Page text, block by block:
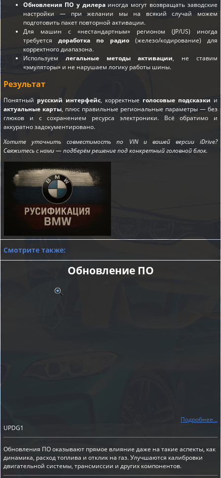
Обновления ПО у дилераиногда могут возвращать заводские
настройки — при желании мы на всякий случай можем
подготовить пакет повторной активации.
Для машин с «нестандартным» регионом (JP/US) иногда
требуетсядоработка по радио(железо/кодирование) для
корректного диапазона.
Используем легальные методы активации, не ставим
«эмуляторы» и не нарушаем логику работы шины.
Результат
Понятный русский интерфейс, корректные голосовые подсказки и
актуальные карты, плюс правильные региональные параметры — без
глюков и с сохранением ресурса электроники. Всё обратимо и
аккуратно задокументировано.
Хотите уточнить совместимость по VIN и вашей версии iDrive?
Свяжитесь с нами — подберём решение под конкретный головной блок.
Смотрите также:
Обновление ПО
Подробнее...
UPDG1
Обновления ПО оказывают прямое влияние даже на такие аспекты, как
динамика, расход топлива и отклик на газ. Улучшаются калибровки
двигательной системы, трансмиссии и других компонентов.